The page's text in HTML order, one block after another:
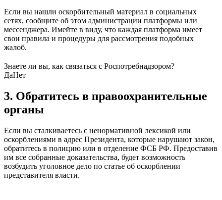
Если вы нашли оскорбительный материал в социальных
сетях, сообщите об этом администрации платформы или
мессенджера. Имейте в виду, что каждая платформа имеет
свои правила и процедуры для рассмотрения подобных
жалоб.
Знаете ли вы, как связаться с Роспотребнадзором?
ДаНет
3. Обратитесь в правоохранительные
органы
Если вы сталкиваетесь с ненормативной лексикой или
оскорблениями в адрес Президента, которые нарушают закон,
обратитесь в полицию или в отделение ФСБ РФ. Предоставив
им все собранные доказательства, будет возможность
возбудить уголовное дело по статье об оскорблении
представителя власти.